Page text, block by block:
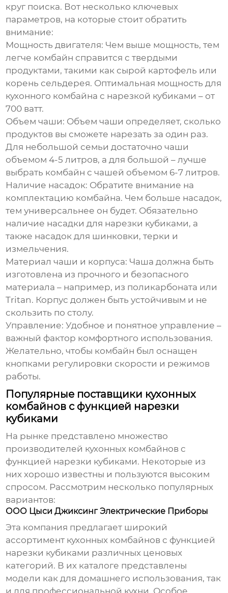
круг поиска. Вот несколько ключевых
параметров, на которые стоит обратить
внимание:
Мощность двигателя: Чем выше мощность, тем
легче комбайн справится с твердыми
продуктами, такими как сырой картофель или
корень сельдерея. Оптимальная мощность для
кухонного комбайна с нарезкой кубиками – от
700 ватт.
Объем чаши: Объем чаши определяет, сколько
продуктов вы сможете нарезать за один раз.
Для небольшой семьи достаточно чаши
объемом 4-5 литров, а для большой – лучше
выбрать комбайн с чашей объемом 6-7 литров.
Наличие насадок: Обратите внимание на
комплектацию комбайна. Чем больше насадок,
тем универсальнее он будет. Обязательно
наличие насадки для нарезки кубиками, а
также насадок для шинковки, терки и
измельчения.
Материал чаши и корпуса: Чаша должна быть
изготовлена из прочного и безопасного
материала – например, из поликарбоната или
Tritan. Корпус должен быть устойчивым и не
скользить по столу.
Управление: Удобное и понятное управление –
важный фактор комфортного использования.
Желательно, чтобы комбайн был оснащен
кнопками регулировки скорости и режимов
работы.
Популярные поставщики кухонных
комбайнов с функцией нарезки
кубиками
На рынке представлено множество
производителей кухонных комбайнов с
функцией нарезки кубиками. Некоторые из
них хорошо известны и пользуются высоким
спросом. Рассмотрим несколько популярных
вариантов:
ООО Цыси Джиксинг Электрические Приборы
Эта компания предлагает широкий
ассортимент кухонных комбайнов с функцией
нарезки кубиками различных ценовых
категорий. В их каталоге представлены
модели как для домашнего использования, так